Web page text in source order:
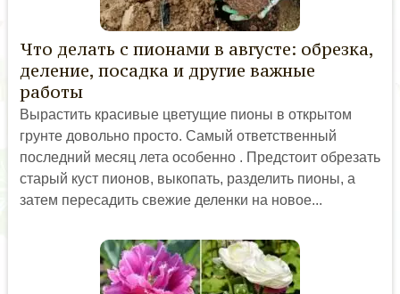
Что делать с пионами в августе: обрезка,
деление, посадка и другие важные
работы
Вырастить красивые цветущие пионы в открытом
грунте довольно просто. Самый ответственный
последний месяц лета особенно . Предстоит обрезать
старый куст пионов, выкопать, разделить пионы, а
затем пересадить свежие деленки на новое...